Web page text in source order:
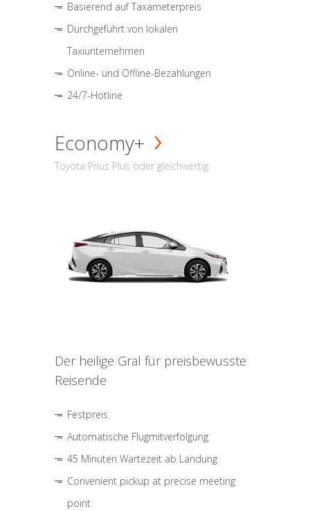
Basierend auf Taxameterpreis
Durchgeführt von lokalen
Taxiunternehmen
Online- und Offline-Bezahlungen
24/7-Hotline
Economy+
Toyota Prius Plus oder gleichwertig
Der heilige Gral für preisbewusste
Reisende
Festpreis
Automatische Flugmitverfolgung
45 Minuten Wartezeit ab Landung
Convenient pickup at precise meeting
point